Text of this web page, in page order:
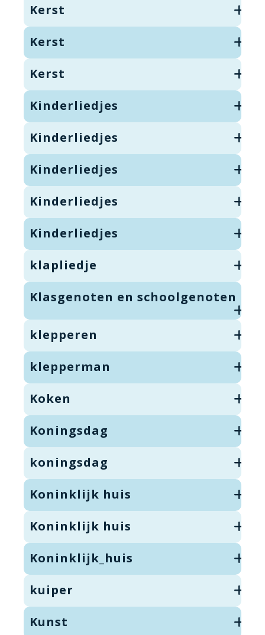
Kerst
Kerst
Kerst
Kinderliedjes
Kinderliedjes
Kinderliedjes
Kinderliedjes
Kinderliedjes
klapliedje
Klasgenoten en schoolgenoten
klepperen
klepperman
Koken
Koningsdag
koningsdag
Koninklijk huis
Koninklijk huis
Koninklijk_huis
kuiper
Kunst